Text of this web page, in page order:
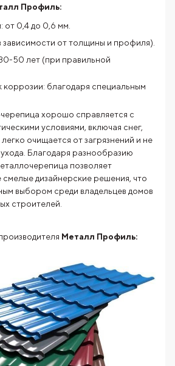
Профиль:
от 0,4 до 0,6 мм.
зависимости от толщины и профиля).
50 лет (при правильной
коррозии: благодаря специальным
хорошо справляется с
условиями, включая снег,
очищается от загрязнений и не
Благодаря разнообразию
позволяет
смелые дизайнерские решения, что
выбором среди владельцев домов
строителей.
Металл Профиль: